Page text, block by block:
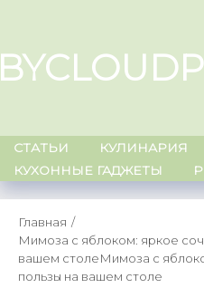
content
СТАТЬИ КУЛИНАРИЯ
КУХОННЫЕ ГАДЖЕТЫ
Главная
Мимоза с яблоком: яркое
вашем столеМимоза с
пользы на вашем столе